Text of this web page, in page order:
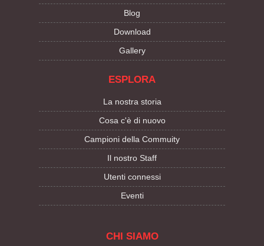
Blog
Download
Gallery
ESPLORA
La nostra storia
Cosa c'è di nuovo
Campioni della Commuity
Il nostro Staff
Utenti connessi
Eventi
CHI SIAMO